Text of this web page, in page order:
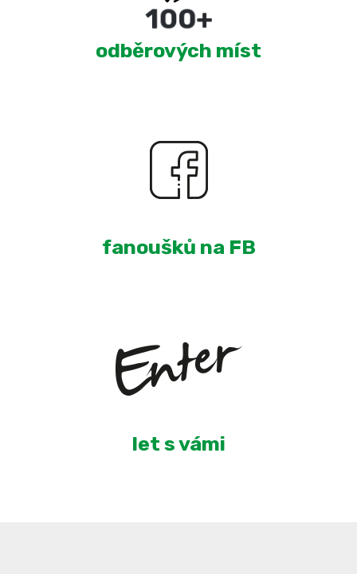
180+
odběrových míst
fanoušků na FB
let s vámi